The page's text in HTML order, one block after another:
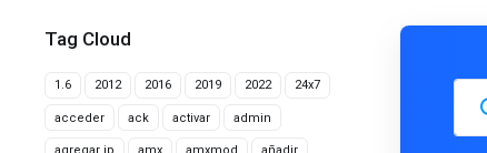
Tag Cloud
1.6 2012 2016 2019 2022 24x7
acceder ack activar admin